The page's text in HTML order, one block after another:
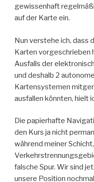
gewissenhaft
auf der Karte ein.
Nun verstehe ich, dass
Karten vorgeschrieben
Ausfalls der
und deshalb 2
Kartensystemen
ausfallen könnten, hielt
Die papierhafte
den Kurs ja nicht
während meiner
falsche Spur. Wir sind
unsere Position